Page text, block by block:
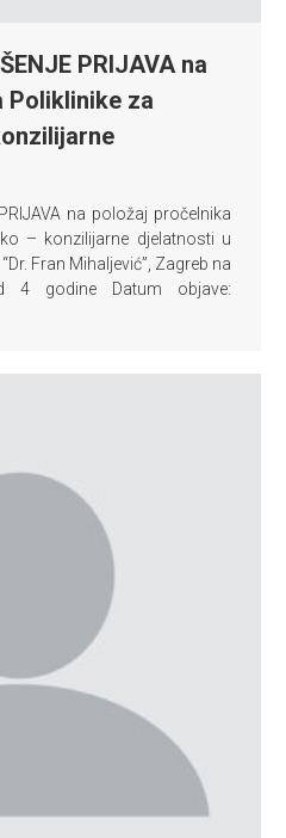
PRIJAVA na
Poliklinike za
na položaj pročelnika
– konzilijarne djelatnosti u
Fran Mihaljević”, Zagreb na
4 godine Datum objave: